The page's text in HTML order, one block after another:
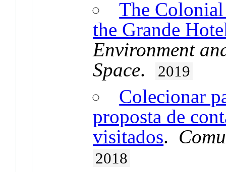
The
the Grande
Environment
Space. 2019
Colecionar
proposta de
visitados.
2018